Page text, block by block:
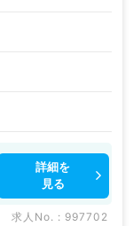
詳細を
見る
求人No. : 997702